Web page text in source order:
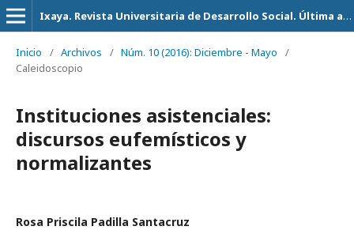
Ixaya. Revista Universitaria de Desarrollo Social. Última actualización 14 de Julio del 2026
Inicio / Archivos / Núm. 10 (2016): Diciembre - Mayo
/
Caleidoscopio
Instituciones asistenciales:
discursos eufemísticos y
normalizantes
Rosa Priscila Padilla Santacruz